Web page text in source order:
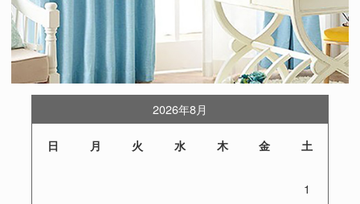
2026年8月
日 月 火 水 木 金 土
1